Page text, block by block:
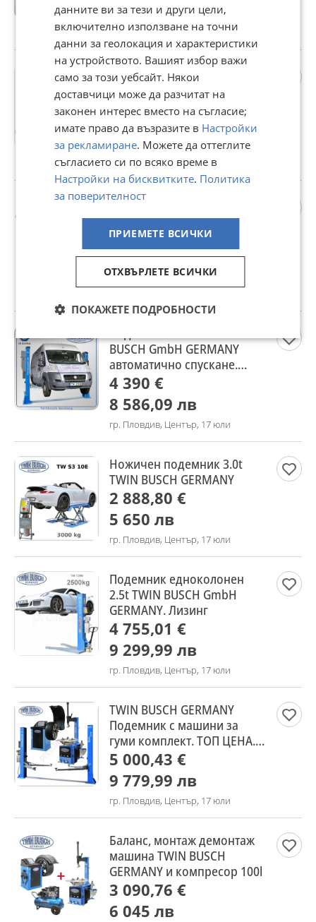
6 158,01 лв
гр. Пловдив, Кършияка, 17 юли
Бутилки за въздух за
компресор
100,200,270,500,720,1000,150
0литра. ЛИЗИНГ
350,23 €
684,99 лв
гр. Пловдив, Център, 17 юли
Подемник 4.2t TWIN BUSCH
GmbH GERMANY с
автоматично спускане
2 928,68 €
5 728 лв
BUSCH GmbH GERMANY
автоматично спускане.
ЛИЗИНГ
4 390 €
8 586,09 лв
гр. Пловдив, Център, 17 юли
Ножичен подемник 3.0t
TWIN BUSCH GERMANY
2 888,80 €
5 650 лв
гр. Пловдив, Център, 17 юли
Подемник едноколонен
2.5t TWIN BUSCH GmbH
GERMANY. Лизинг
4 755,01 €
9 299,99 лв
гр. Пловдив, Център, 17 юли
TWIN BUSCH GERMANY
Подемник с машини за
гуми комплект. ТОП ЦЕНА.
ЛИЗИНГ
5 000,43 €
9 779,99 лв
гр. Пловдив, Център, 17 юли
Баланс, монтаж демонтаж
машина TWIN BUSCH
GERMANY и компресор 100l
3 090,76 €
6 045 лв
данните ви за тези и други цели,
включително използване на точни
данни за геолокация и характеристики
на устройството. Вашият избор важи
само за този уебсайт. Някои
доставчици може да разчитат на
законен интерес вместо на съгласие;
имате право да възразите в Настройки
за рекламиране. Можете да оттеглите
съгласието си по всяко време в
Настройки на бисквитките. Политика
за поверителност
ПРИЕМЕТЕ ВСИЧКИ
ОТХВЪРЛЕТЕ ВСИЧКИ
ПОКАЖЕТЕ ПОДРОБНОСТИ